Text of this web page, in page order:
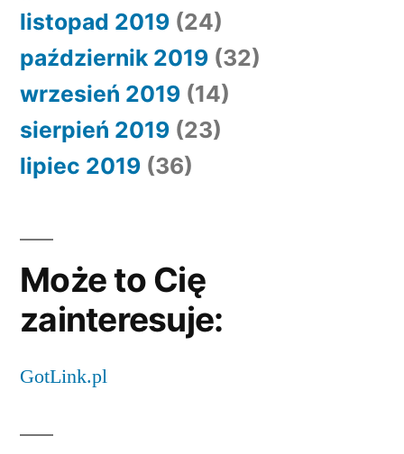
listopad 2019 (24)
październik 2019 (32)
wrzesień 2019 (14)
sierpień 2019 (23)
lipiec 2019 (36)
Może to Cię
zainteresuje:
GotLink.pl